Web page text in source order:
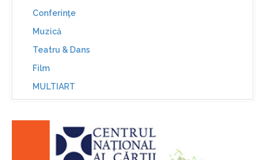
Conferinţe
Muzică
Teatru & Dans
Film
MULTIART